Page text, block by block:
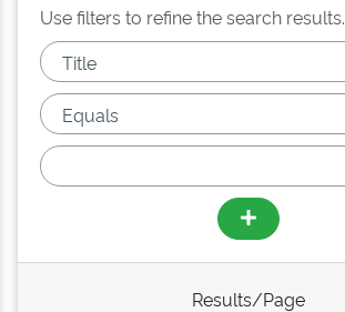
Use filters to refine the search results.
Results/Page